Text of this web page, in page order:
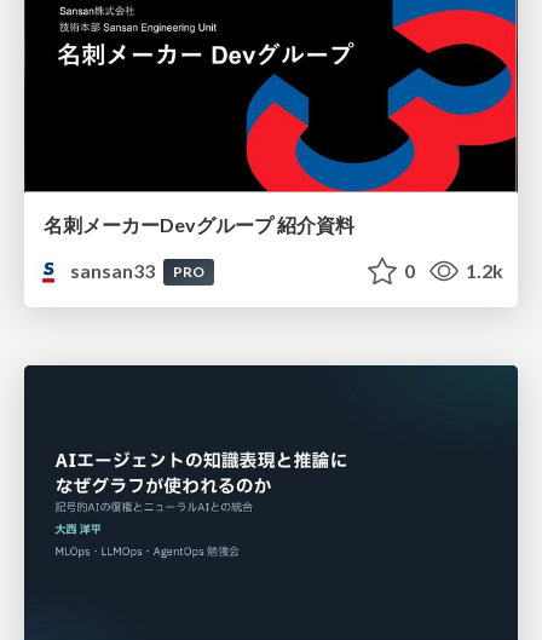
名刺メーカーDevグループ 紹介資料
sansan33
PRO 0 1.2k